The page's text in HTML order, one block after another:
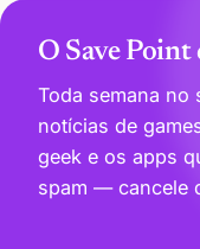
O Save Point
Toda semana no
notícias de
geek e os apps
spam — cancele